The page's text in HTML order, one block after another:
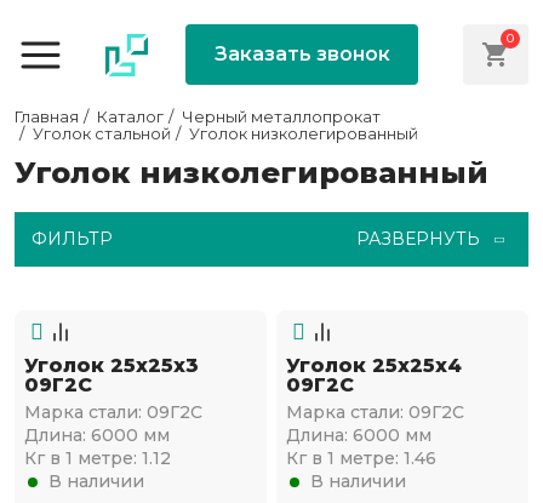
Заказать звонок
0
Главная Каталог
Черный металлопрокат
Уголок стальной
Уголок низколегированный
Уголок низколегированный
ФИЛЬТР РАЗВЕРНУТЬ
Уголок 25х25х3
09Г2С
Марка стали: 09Г2С
Длина: 6000 мм
Кг в 1 метре: 1.12
В наличии
Уголок 25х25х4
09Г2С
Марка стали: 09Г2С
Длина: 6000 мм
Кг в 1 метре: 1.46
В наличии